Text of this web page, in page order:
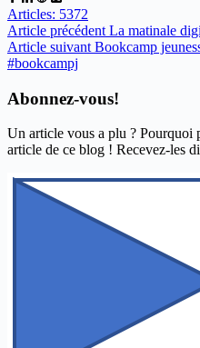
Articles: 5372
Article précédent La matinale
Article suivant Bookcamp
#bookcampj
Abonnez-vous!
Un article vous a plu ? Pourquoi
article de ce blog ! Recevez-les